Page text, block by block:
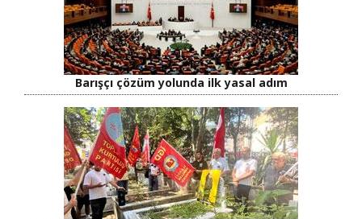
Barışçı çözüm yolunda ilk yasal adım